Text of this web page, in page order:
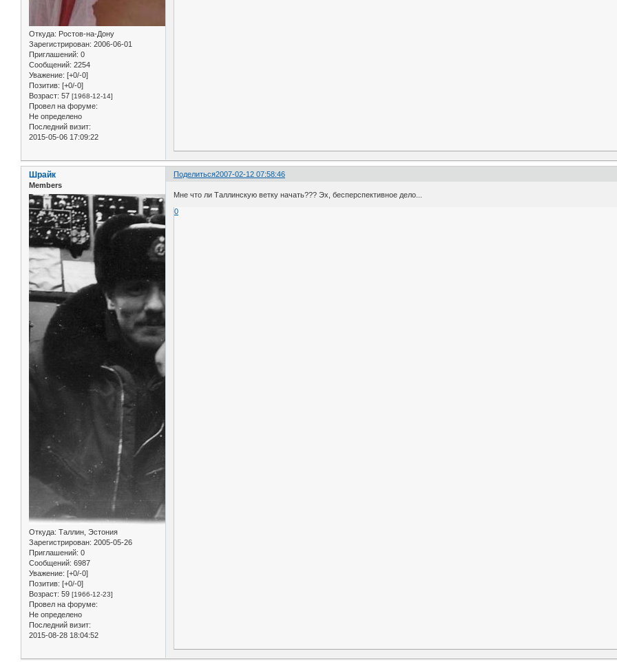
Откуда: Ростов-на-Дону
Зарегистрирован: 2006-06-01
Приглашений: 0
Сообщений: 2254
Уважение: [+0/-0]
Позитив: [+0/-0]
Возраст: 57 [1968-12-14]
Провел на форуме:
Не определено
Последний визит:
2015-05-06 17:09:22
Поделиться2007-02-12 07:58:46
Шрайк
Members
Откуда: Таллин, Эстония
Зарегистрирован: 2005-05-26
Приглашений: 0
Сообщений: 6987
Уважение: [+0/-0]
Позитив: [+0/-0]
Возраст: 59 [1966-12-23]
Провел на форуме:
Не определено
Последний визит:
2015-08-28 18:04:52
Мне что ли Таллинскую ветку начать??? Эх, бесперспективное дело...
0